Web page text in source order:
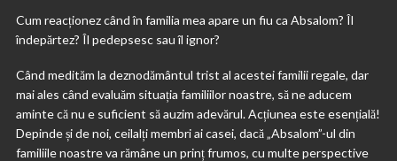
Cum reacționez când în familia mea apare un fiu ca Absalom? Îl
îndepărtez? Îl pedepsesc sau îl ignor?
Când medităm la deznodământul trist al acestei familii regale, dar
mai ales când evaluăm situația familiilor noastre, să ne aducem
aminte că nu e suficient să auzim adevărul. Acțiunea este esențială!
Depinde și de noi, ceilalți membri ai casei, dacă „Absalom”-ul din
familiile noastre va rămâne un prinț frumos, cu multe perspective